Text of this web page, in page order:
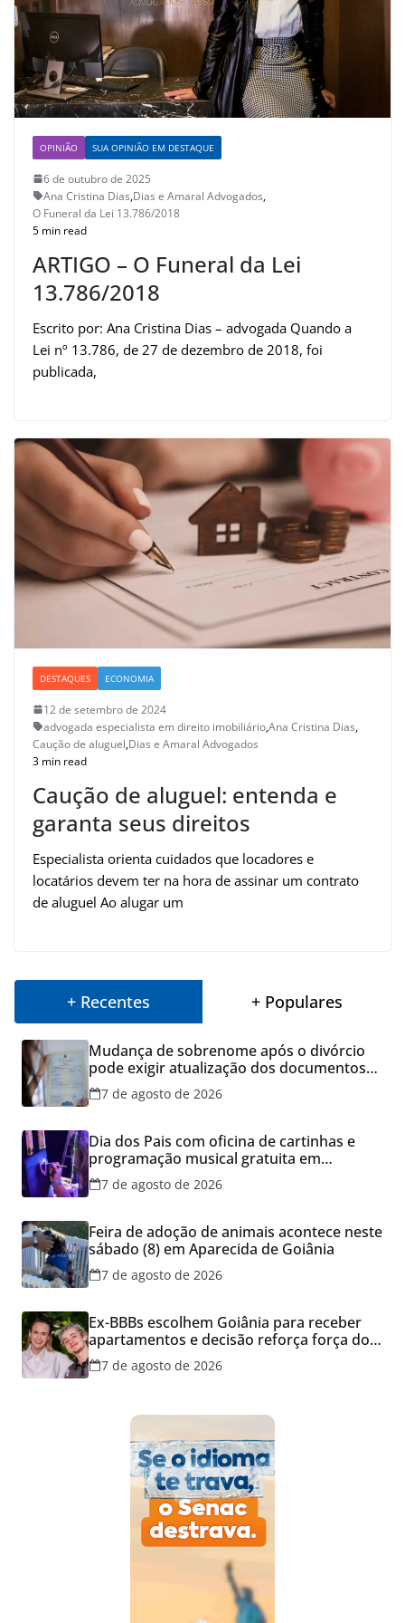
OPINIÃO SUA OPINIÃO EM DESTAQUE
6 de outubro de 2025
Ana Cristina Dias,Dias e Amaral Advogados,
O Funeral da Lei 13.786/2018
5 min read
ARTIGO – O Funeral da Lei
13.786/2018
Escrito por: Ana Cristina Dias – advogada Quando a
Lei nº 13.786, de 27 de dezembro de 2018, foi
publicada,
DESTAQUES ECONOMIA
12 de setembro de 2024
advogada especialista em direito imobiliário,Ana Cristina Dias,
Caução de aluguel,Dias e Amaral Advogados
3 min read
Caução de aluguel: entenda e
garanta seus direitos
Especialista orienta cuidados que locadores e
locatários devem ter na hora de assinar um contrato
de aluguel Ao alugar um
+ Recentes + Populares
Mudança de sobrenome após o divórcio
pode exigir atualização dos documentos
dos filhos para evitar transtornos
7 de agosto de 2026
Dia dos Pais com oficina de cartinhas e
programação musical gratuita em
Aparecida de Goiânia
7 de agosto de 2026
Feira de adoção de animais acontece neste
sábado (8) em Aparecida de Goiânia
7 de agosto de 2026
Ex-BBBs escolhem Goiânia para receber
apartamentos e decisão reforça força do
mercado imobiliário da capital
7 de agosto de 2026